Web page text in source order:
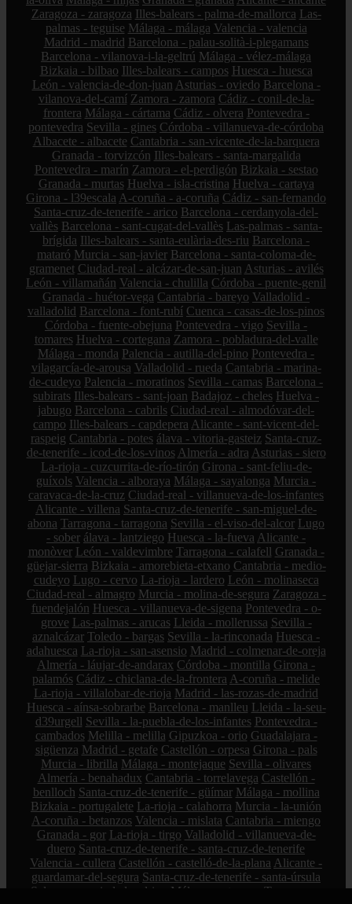
Zaragoza - zaragoza Illes-balears - palma-de-mallorca Las-
palmas - teguise Málaga - málaga Valencia - valencia
Madrid - madrid Barcelona - palau-solità-i-plegamans
Barcelona - vilanova-i-la-geltrú Málaga - vélez-málaga
Bizkaia - bilbao Illes-balears - campos Huesca - huesca
León - valencia-de-don-juan Asturias - oviedo Barcelona -
vilanova-del-camí Zamora - zamora Cádiz - conil-de-la-
frontera Málaga - cártama Cádiz - olvera Pontevedra -
pontevedra Sevilla - gines Córdoba - villanueva-de-córdoba
Albacete - albacete Cantabria - san-vicente-de-la-barquera
Granada - torvizcón Illes-balears - santa-margalida
Pontevedra - marín Zamora - el-perdigón Bizkaia - sestao
Granada - murtas Huelva - isla-cristina Huelva - cartaya
Girona - l39escala A-coruña - a-coruña Cádiz - san-fernando
Santa-cruz-de-tenerife - arico Barcelona - cerdanyola-del-
vallès Barcelona - sant-cugat-del-vallès Las-palmas - santa-
brígida Illes-balears - santa-eulària-des-riu Barcelona -
mataró Murcia - san-javier Barcelona - santa-coloma-de-
gramenet Ciudad-real - alcázar-de-san-juan Asturias - avilés
León - villamañán Valencia - chulilla Córdoba - puente-genil
Granada - huétor-vega Cantabria - bareyo Valladolid -
valladolid Barcelona - font-rubí Cuenca - casas-de-los-pinos
Córdoba - fuente-obejuna Pontevedra - vigo Sevilla -
tomares Huelva - cortegana Zamora - pobladura-del-valle
Málaga - monda Palencia - autilla-del-pino Pontevedra -
vilagarcía-de-arousa Valladolid - rueda Cantabria - marina-
de-cudeyo Palencia - moratinos Sevilla - camas Barcelona -
subirats Illes-balears - sant-joan Badajoz - cheles Huelva -
jabugo Barcelona - cabrils Ciudad-real - almodóvar-del-
campo Illes-balears - capdepera Alicante - sant-vicent-del-
raspeig Cantabria - potes álava - vitoria-gasteiz Santa-cruz-
de-tenerife - icod-de-los-vinos Almería - adra Asturias - siero
La-rioja - cuzcurrita-de-río-tirón Girona - sant-feliu-de-
guíxols Valencia - alboraya Málaga - sayalonga Murcia -
caravaca-de-la-cruz Ciudad-real - villanueva-de-los-infantes
Alicante - villena Santa-cruz-de-tenerife - san-miguel-de-
abona Tarragona - tarragona Sevilla - el-viso-del-alcor Lugo
- sober álava - lantziego Huesca - la-fueva Alicante -
monòver León - valdevimbre Tarragona - calafell Granada -
güejar-sierra Bizkaia - amorebieta-etxano Cantabria - medio-
cudeyo Lugo - cervo La-rioja - lardero León - molinaseca
Ciudad-real - almagro Murcia - molina-de-segura Zaragoza -
fuendejalón Huesca - villanueva-de-sigena Pontevedra - o-
grove Las-palmas - arucas Lleida - mollerussa Sevilla -
aznalcázar Toledo - bargas Sevilla - la-rinconada Huesca -
adahuesca La-rioja - san-asensio Madrid - colmenar-de-oreja
Almería - láujar-de-andarax Córdoba - montilla Girona -
palamós Cádiz - chiclana-de-la-frontera A-coruña - melide
La-rioja - villalobar-de-rioja Madrid - las-rozas-de-madrid
Huesca - aínsa-sobrarbe Barcelona - manlleu Lleida - la-seu-
d39urgell Sevilla - la-puebla-de-los-infantes Pontevedra -
cambados Melilla - melilla Gipuzkoa - orio Guadalajara -
sigüenza Madrid - getafe Castellón - orpesa Girona - pals
Murcia - librilla Málaga - montejaque Sevilla - olivares
Almería - benahadux Cantabria - torrelavega Castellón -
benlloch Santa-cruz-de-tenerife - güímar Málaga - mollina
Bizkaia - portugalete La-rioja - calahorra Murcia - la-unión
A-coruña - betanzos Valencia - mislata Cantabria - miengo
Granada - gor La-rioja - tirgo Valladolid - villanueva-de-
duero Santa-cruz-de-tenerife - santa-cruz-de-tenerife
Valencia - cullera Castellón - castelló-de-la-plana Alicante -
guardamar-del-segura Santa-cruz-de-tenerife - santa-úrsula
Salamanca - ciudad-rodrigo
Málaga - estepona
Tarragona -